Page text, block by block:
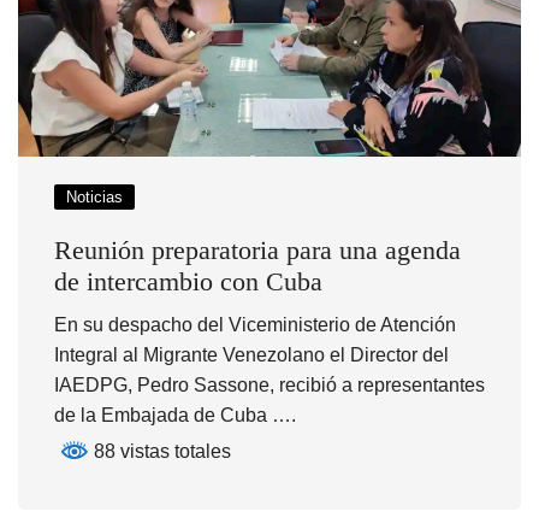
Noticias
Reunión preparatoria para una agenda
de intercambio con Cuba
En su despacho del Viceministerio de Atención
Integral al Migrante Venezolano el Director del
IAEDPG, Pedro Sassone, recibió a representantes
de la Embajada de Cuba ….
88 vistas totales